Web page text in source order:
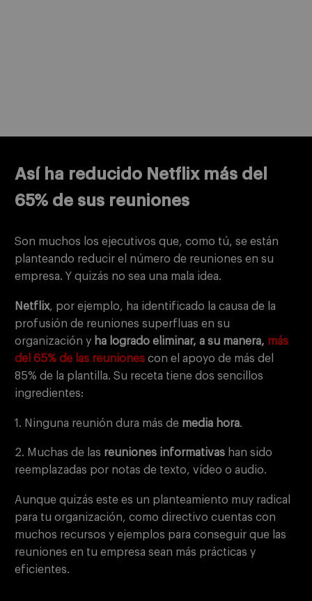
Así ha reducido Netflix más del
65% de sus reuniones
Son muchos los ejecutivos que, como tú, se están
planteando reducir el número de reuniones en su
empresa. Y quizás no sea una mala idea.
Netflix, por ejemplo, ha identificado la causa de la
profusión de reuniones superfluas en su
organización y ha logrado eliminar, a su manera, más
del 65% de las reuniones con el apoyo de más del
85% de la plantilla. Su receta tiene dos sencillos
ingredientes:
1. Ninguna reunión dura más de media hora.
2. Muchas de las reuniones informativas han sido
reemplazadas por notas de texto, vídeo o audio.
Aunque quizás este es un planteamiento muy radical
para tu organización, como directivo cuentas con
muchos recursos y ejemplos para conseguir que las
reuniones en tu empresa sean más prácticas y
eficientes.